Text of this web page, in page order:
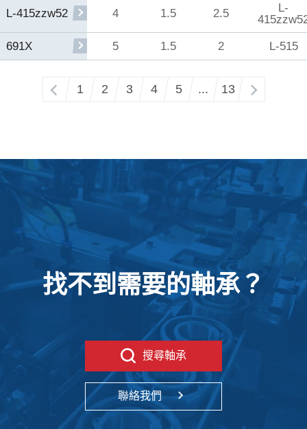
L-415zzw52 4 1.5 2.5
L-
691X 5 1.5 2 L-515
‹ 1 2 3 4 5 ... 13 ›
找不到需要的軸承？
搜尋軸承
聯絡我們